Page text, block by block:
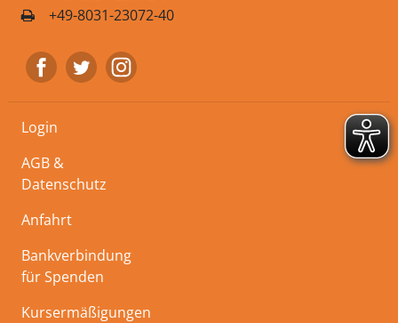
+49-8031-23072-40
Login
AGB &
Datenschutz
Anfahrt
Bankverbindung
für Spenden
Kursermäßigungen